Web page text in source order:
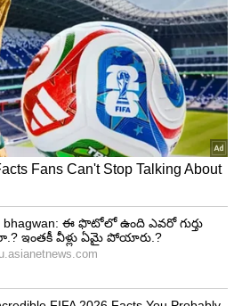
ఇది మీకు శారీరకంగా,
ఆధ్యాత్మిక ఆనందం
పనులను పూర్తి చేయడంలో
కూడా మీకు మద్దతు లభిస్తుంది.
ఇతరుల వ్యవహారాల్లో జోక్యం
నియంత్రించండి.
సహనంతో మరియు సులభంగా
అజాగ్రత్త వల్ల ఏదైనా
జారిపోతుంది. ఫీల్డ్‌లో మీ
ధోరణిని నివారించండి. జీవిత
మద్దతు పొందుతారు.
వల్ల అలసట, నీరసం వంటివి